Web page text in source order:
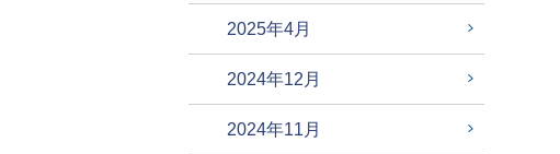
2025年4月
2024年12月
2024年11月